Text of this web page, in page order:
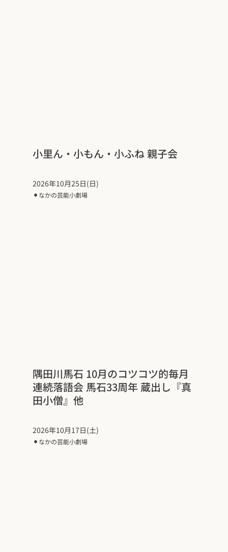
小里ん・小もん・小ふね 親子会
2026年10月25日(日)
⚫︎ なかの芸能小劇場
隅田川馬石 10月のコツコツ的毎月
連続落語会 馬石33周年 蔵出し『真
田小僧』他
2026年10月17日(土)
⚫︎ なかの芸能小劇場